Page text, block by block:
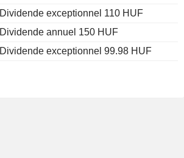
Dividende exceptionnel 110 HUF
Dividende annuel 150 HUF
Dividende exceptionnel 99.98 HUF